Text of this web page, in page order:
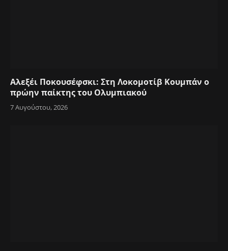
Αλεξέι Ποκουσέφσκι: Στη Λοκομοτίβ Κουμπάν ο
πρώην παίκτης του Ολυμπιακού
7 Αυγούστου, 2026